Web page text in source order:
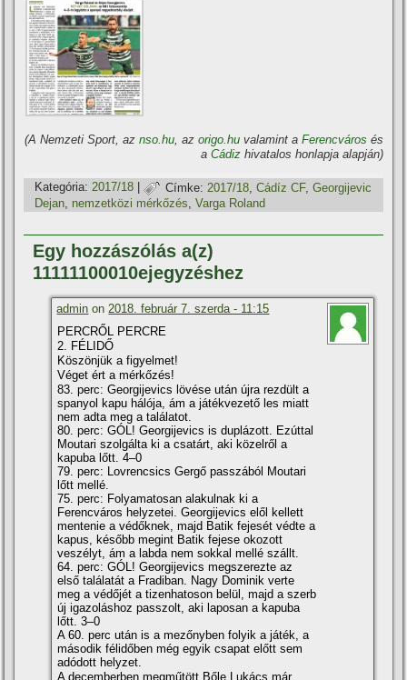
(A Nemzeti Sport, az nso.hu, az origo.huvalamint a Ferencváros és
a Cádizhivatalos honlapja alapján)
Kategória: 2017/18 | Címke: 2017/18 ,Cádí­z CF,Georgijevic
Dejan, nemzetközi mérkőzés,Varga Roland
Egy hozzászólás a(z)
11111100010ejegyzéshez
admin on2018. február 7. szerda - 11:15
PERCRŐL PERCRE
2. FÉLIDŐ
Köszönjük a figyelmet!
Véget ért a mérkőzés!
83. perc: Georgijevics lövése után újra rezdült a
spanyol kapu hálója, ám a játékvezető les miatt
nem adta meg a találatot.
80. perc: GÓL! Georgijevics is duplázott. Ezúttal
Moutari szolgálta ki a csatárt, aki közelről a
kapuba lőtt. 4–0
79. perc: Lovrencsics Gergő passzából Moutari
lőtt mellé.
75. perc: Folyamatosan alakulnak ki a
Ferencváros helyzetei. Georgijevics elől kellett
mentenie a védőknek, majd Batik fejesét védte a
kapus, később megint Batik fejese okozott
veszélyt, ám a labda nem sokkal mellé szállt.
64. perc: GÓL! Georgijevics megszerezte az
első találatát a Fradiban. Nagy Dominik verte
meg a védőjét a tizenhatoson belül, majd a szerb
új igazoláshoz passzolt, aki laposan a kapuba
lőtt. 3–0
A 60. perc után is a mezőnyben folyik a játék, a
második félidőben még egyik csapat előtt sem
adódott helyzet.
A decemberben megműtött Bőle Lukács már